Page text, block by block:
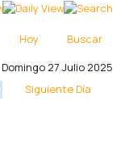
Hoy Buscar
Domingo 27 Julio 2025
Siguiente Día